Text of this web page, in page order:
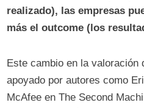
realizado), las empresas
más el outcome (los
Este cambio en la valoración
apoyado por autores como
McAfee en The Second